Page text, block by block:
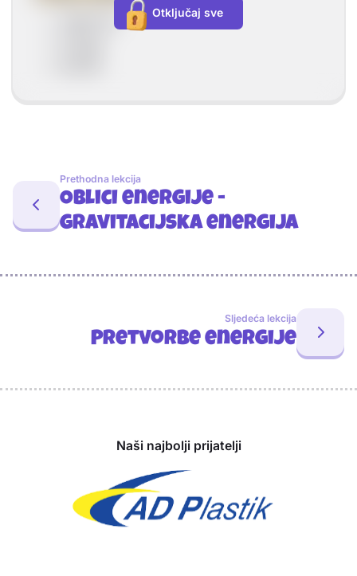
Otključaj sve
Prethodna lekcija
Oblici energije -
gravitacijska energija
Sljedeća lekcija
Pretvorbe energije
Naši najbolji prijatelji